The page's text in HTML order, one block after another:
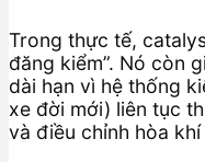
Trong thực tế,
đăng kiểm”. Nó còn
dài hạn vì hệ thống
xe đời mới) liên tục
và điều chỉnh hòa